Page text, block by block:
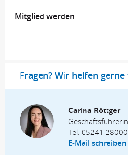
Mitglied werden
Fragen? Wir helfen
Carina Röttger
Geschäftsführerin
Tel. 05241 28000
E-Mail schreiben